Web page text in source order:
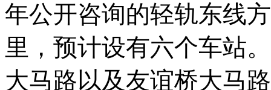
年公开咨询的轻轨东线
里，预计设有六个车站
大马路以及友谊桥大马